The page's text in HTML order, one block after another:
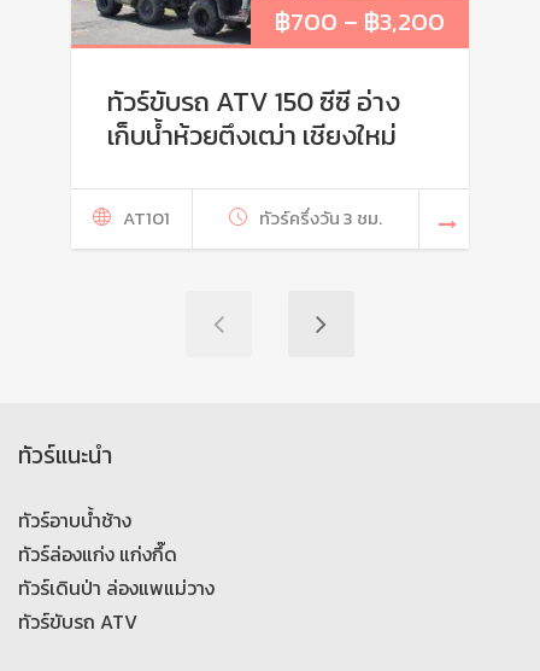
฿700 – ฿3,200
ทัวร์ขับรถ ATV 150 ซีซี อ่าง
เก็บน้ำห้วยตึงเฒ่า เชียงใหม่
AT101 ทัวร์ครึ่งวัน 3 ชม.
ทัวร์แนะนำ
ทัวร์อาบน้ำช้าง
ทัวร์ล่องแก่ง แก่งกึ๊ด
ทัวร์เดินป่า ล่องแพแม่วาง
ทัวร์ขับรถ ATV